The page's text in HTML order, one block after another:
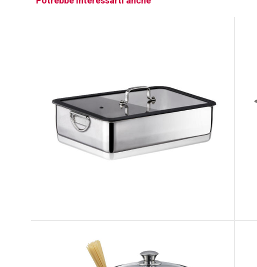
PREMIUM
Teglia fonda